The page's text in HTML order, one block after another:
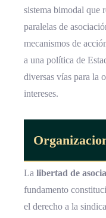
sistema bimodal que
paralelas de
mecanismos de
a una política de
diversas vías para la
intereses.
La libertad de
fundamento
el derecho a la